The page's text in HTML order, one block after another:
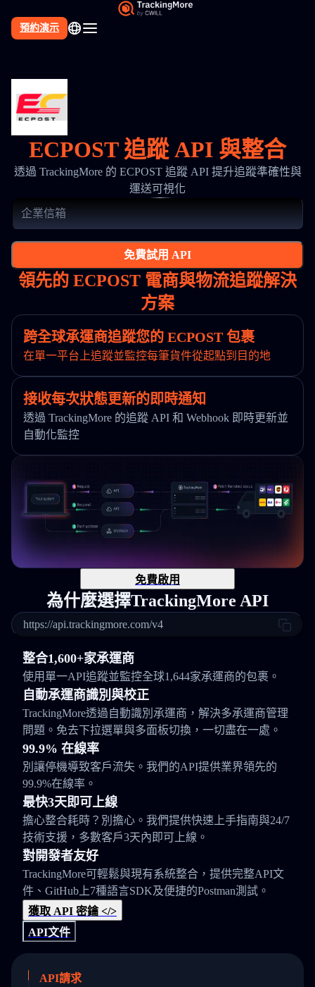
預約演示
ECPOST 追蹤 API 與整合
透過 TrackingMore 的 ECPOST 追蹤 API 提升追蹤準確性與
運送可視化
免費試用 API
領先的 ECPOST 電商與物流追蹤解決
方案
跨全球承運商追蹤您的 ECPOST 包裹
在單一平台上追蹤並監控每筆貨件從起點到目的地
接收每次狀態更新的即時通知
透過 TrackingMore 的追蹤 API 和 Webhook 即時更新並
自動化監控
免費啟用
為什麼選擇TrackingMore API
https://api.trackingmore.com/v4
整合1,600+家承運商
使用單一API追蹤並監控全球1,644家承運商的包裹。
自動承運商識別與校正
TrackingMore透過自動識別承運商，解決多承運商管理
問題。免去下拉選單與多面板切換，一切盡在一處。
99.9% 在線率
別讓停機導致客戶流失。我們的API提供業界領先的
99.9%在線率。
最快3天即可上線
擔心整合耗時？別擔心。我們提供快速上手指南與24/7
技術支援，多數客戶3天內即可上線。
對開發者友好
TrackingMore可輕鬆與現有系統整合，提供完整API文
件、GitHub上7種語言SDK及便捷的Postman測試。
獲取 API 密鑰 </>
API文件
API請求